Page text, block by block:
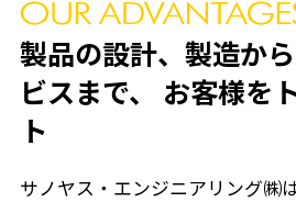
製品の設計、製造か
ビスまで、 お客様を
ト
サノヤス・エンジニアリング㈱